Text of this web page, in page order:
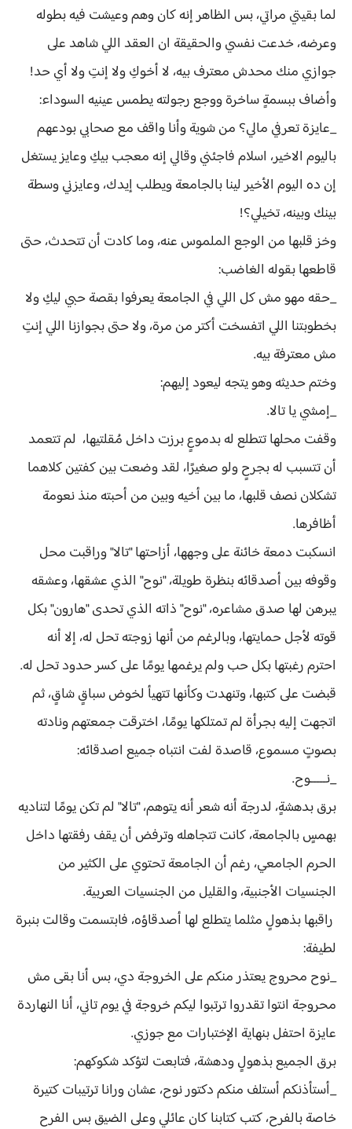
لما بقيتي مراتي، بس الظاهر إنه كان وهم وعيشت فيه بطوله
وعرضه، خدعت نفسي والحقيقة ان العقد اللي شاهد على
جوازي منك محدش معترف بيه، لا أخوكِ ولا إنتِ ولا أي حد!
وأضاف ببسمةٍ ساخرة ووجع رجولته يطمس عينيه السوداء:
_عايزة تعرفي مالي؟ من شوية وأنا واقف مع صحابي بودعهم
باليوم الاخير، اسلام فاجئني وقالي إنه معجب بيكِ وعايز يستغل
إن ده اليوم الأخير لينا بالجامعة ويطلب إيدك، وعايزني وسطة
بينك وبينه، تخيلي؟!
وخز قلبها من الوجع الملموس عنه، وما كادت أن تتحدث، حتى
قاطعها بقوله الغاضب:
_حقه مهو مش كل اللي في الجامعة يعرفوا بقصة حبي ليكِ ولا
بخطوبتنا اللي اتفسخت أكتر من مرة، ولا حتى بجوازنا اللي إنتِ
مش معترفة بيه.
وختم حديثه وهو يتجه ليعود إليهم:
_إمشي يا تالا.
وقفت محلها تتطلع له بدموعٍ برزت داخل مُقلتيها، لم تتعمد
أن تتسبب له بجرحٍ ولو صغيرًا، لقد وضعت بين كفتين كلاهما
تشكلان نصف قلبها، ما بين أخيه وبين من أحبته منذ نعومة
أظافرها.
انسكبت دمعة خائنة على وجهها، أزاحتها "تالا" وراقبت محل
وقوفه بين أصدقائه بنظرة طويلة، "نوح" الذي عشقها، وعشقه
يبرهن لها صدق مشاعره، "نوح" ذاته الذي تحدى "هارون" بكل
قوته لأجل حمايتها، وبالرغم من أنها زوجته تحل له، إلا أنه
احترم رغبتها بكل حب ولم يرغمها يومًا على كسر حدود تحل له.
قبضت على كتبها، وتنهدت وكأنها تتهيأ لخوض سباقٍ شاقٍ، ثم
اتجهت إليه بجرأة لم تمتلكها يومًا، اخترقت جمعتهم ونادته
بصوتٍ مسموع، قاصدة لفت انتباه جميع اصدقائه:
_نـــــوح.
برق بدهشةٍ، لدرجة أنه شعر أنه يتوهم، "تالا" لم تكن يومًا لتناديه
بهمسٍ بالجامعة، كانت تتجاهله وترفض أن يقف رفقتها داخل
الحرم الجامعي، رغم أن الجامعة تحتوي على الكثير من
الجنسيات الأجنبية، والقليل من الجنسيات العربية.
راقبها بذهولٍ مثلما يتطلع لها أصدقاؤه، فابتسمت وقالت بنبرة
لطيفة:
_نوح محروج يعتذر منكم على الخروجة دي، بس أنا بقى مش
محروجة انتوا تقدروا ترتبوا ليكم خروجة في يوم تاني، أنا النهاردة
عايزة احتفل بنهاية الإختبارات مع جوزي.
برق الجميع بذهولٍ ودهشة، فتابعت لتؤكد شكوكهم:
_أستأذنكم أستلف منكم دكتور نوح، عشان ورانا ترتيبات كتيرة
خاصة بالفرح، كتب كتابنا كان عائلي وعلى الضيق بس الفرح